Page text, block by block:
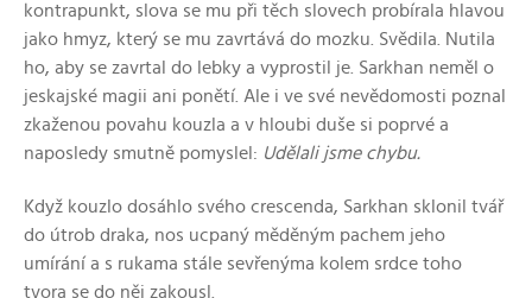
kontrapunkt, slova se mu při těch slovech probírala hlavou
jako hmyz, který se mu zavrtává do mozku. Svědila. Nutila
ho, aby se zavrtal do lebky a vyprostil je. Sarkhan neměl o
jeskajské magii ani ponětí. Ale i ve své nevědomosti poznal
zkaženou povahu kouzla a v hloubi duše si poprvé a
naposledy smutně pomyslel: Udělali jsme chybu.
Když kouzlo dosáhlo svého crescenda, Sarkhan sklonil tvář
do útrob draka, nos ucpaný měděným pachem jeho
umírání a s rukama stále sevřenýma kolem srdce toho
tvora se do něj zakousl.